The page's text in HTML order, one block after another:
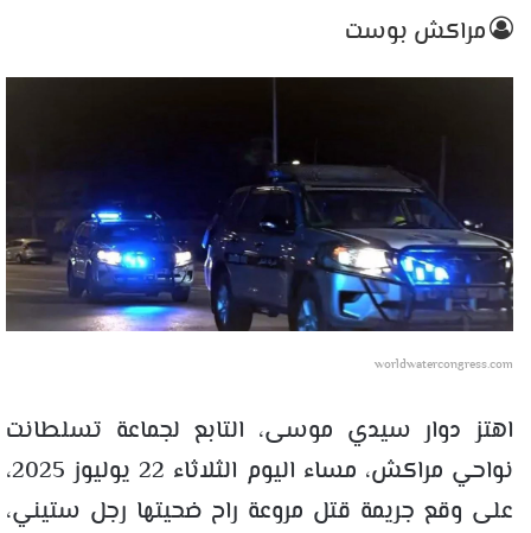
مراكش بوست
worldwatercongress.com
اهتز دوار سيدي موسى، التابع لجماعة تسلطانت
نواحي مراكش، مساء اليوم الثلاثاء 22 يوليوز 2025،
على وقع جريمة قتل مروعة راح ضحيتها رجل ستيني،